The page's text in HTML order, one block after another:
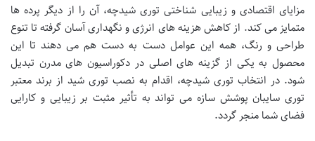
مزایای اقتصادی و زیبایی شناختی توری شیدچه، آن را از دیگر پرده ها
متمایز می کند. از کاهش هزینه های انرژی و نگهداری آسان گرفته تا تنوع
طراحی و رنگ، همه این عوامل دست به دست هم می دهند تا این
محصول به یکی از گزینه های اصلی در دکوراسیون های مدرن تبدیل
شود. در انتخاب توری شیدچه، اقدام به نصب توری شید از برند معتبر
توری سایبان پوشش سازه می تواند به تأثیر مثبت بر زیبایی و کارایی
فضای شما منجر گردد.